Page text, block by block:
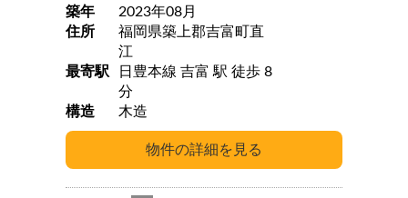
築年
2023年08月
住所
福岡県築上郡吉富町直
江
最寄駅
日豊本線 吉富 駅 徒歩 8
分
構造
木造